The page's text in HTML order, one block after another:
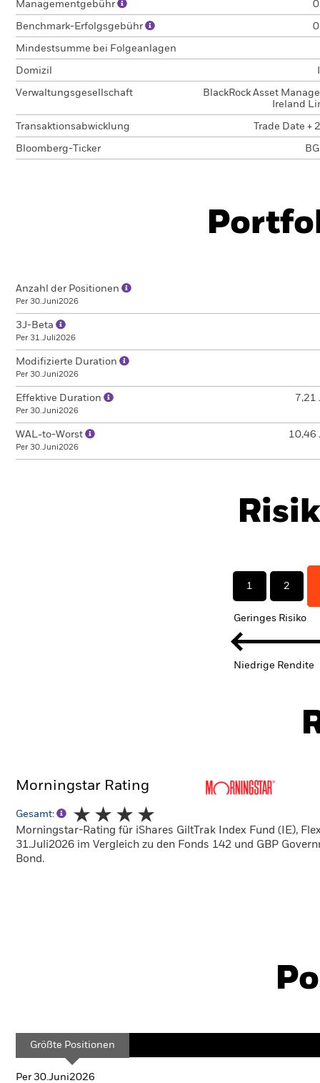
Managementgebühr
Benchmark-Erfolgsgebühr
Mindestsumme bei Folgeanlagen
Domizil
Verwaltungsgesellschaft
BlackRock Asset
Ireland
Transaktionsabwicklung Trade Date +
Bloomberg-Ticker
Anzahl der Positionen
Per 30.Juni2026
3J-Beta
Per 31.Juli2026
Modifizierte Duration
Per 30.Juni2026
Effektive Duration
Per 30.Juni2026
7,21
WAL-to-Worst
Per 30.Juni2026
10,46
1 2
Geringes Risiko
Niedrige Rendite
Morningstar Rating
Gesamt:
Morningstar-Rating für iShares GiltTrak Index Fund (IE),
31.Juli2026 im Vergleich zu den Fonds 142 und GBP
Bond.
Größte Positionen
Per 30.Juni2026